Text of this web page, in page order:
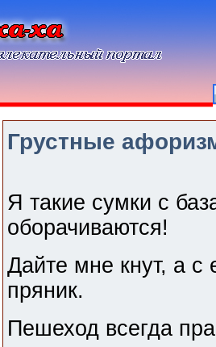
Грустные
Я такие сумки с
оборачиваются!
Дайте мне кнут, а
пряник.
Пешеход всегда